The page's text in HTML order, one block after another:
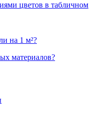
цветов в табличном
на 1 м²?
материалов?